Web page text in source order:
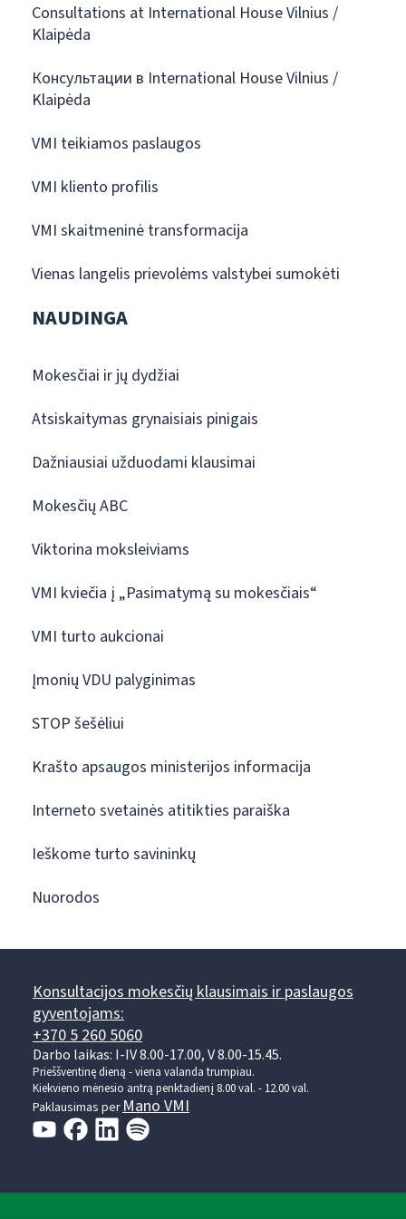
Consultations at International House Vilnius /
Klaipėda
Консультации в International House Vilnius /
Klaipėda
VMI teikiamos paslaugos
VMI kliento profilis
VMI skaitmeninė transformacija
Vienas langelis prievolėms valstybei sumokėti
NAUDINGA
Mokesčiai ir jų dydžiai
Atsiskaitymas grynaisiais pinigais
Dažniausiai užduodami klausimai
Mokesčių ABC
Viktorina moksleiviams
VMI kviečia į „Pasimatymą su mokesčiais“
VMI turto aukcionai
Įmonių VDU palyginimas
STOP šešėliui
Krašto apsaugos ministerijos informacija
Interneto svetainės atitikties paraiška
Ieškome turto savininkų
Nuorodos
Konsultacijos mokesčių klausimais ir paslaugos
gyventojams:
+370 5 260 5060
Darbo laikas: I-IV 8.00-17.00, V 8.00-15.45.
Prieššventinę dieną - viena valanda trumpiau.
Kiekvieno mėnesio antrą penktadienį 8.00 val. - 12.00 val.
Paklausimas per Mano VMI